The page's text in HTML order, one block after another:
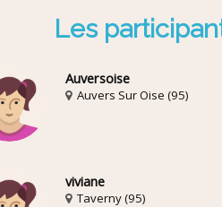
Les
Auversoise
Auvers Sur Oise (95)
viviane
Taverny (95)